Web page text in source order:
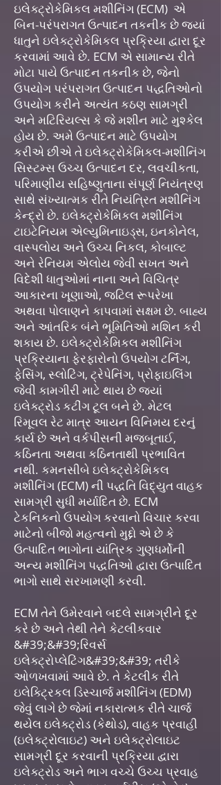
ઇલેક્ટ્રોકેમિકલ મશીનિંગ (ECM) એ
બિન-પરંપરાગત ઉત્પાદન તકનીક છે જ્યાં
ધાતુને ઇલેક્ટ્રોકેમિકલ પ્રક્રિયા દ્વારા દૂર
કરવામાં આવે છે. ECM એ સામાન્ય રીતે
મોટા પાયે ઉત્પાદન તકનીક છે, જેનો
ઉપયોગ પરંપરાગત ઉત્પાદન પદ્ધતિઓનો
ઉપયોગ કરીને અત્યંત કઠણ સામગ્રી
અને મટિરિયલ્સ કે જે મશીન માટે મુશ્કેલ
હોય છે. અમે ઉત્પાદન માટે ઉપયોગ
કરીએ છીએ તે ઇલેક્ટ્રોકેમિકલ-મશીનિંગ
સિસ્ટમ્સ ઉચ્ચ ઉત્પાદન દર, લવચીકતા,
પરિમાણીય સહિષ્ણુતાના સંપૂર્ણ નિયંત્રણ
સાથે સંખ્યાત્મક રીતે નિયંત્રિત મશીનિંગ
કેન્દ્રો છે. ઇલેક્ટ્રોકેમિકલ મશીનિંગ
ટાઇટેનિયમ એલ્યુમિનાઇડ્સ, ઇનકોનેલ,
વાસ્પલોય અને ઉચ્ચ નિકલ, કોબાલ્ટ
અને રેનિયમ એલોય જેવી સખત અને
વિદેશી ધાતુઓમાં નાના અને વિચિત્ર
આકારના ખૂણાઓ, જટિલ રૂપરેખા
અથવા પોલાણને કાપવામાં સક્ષમ છે. બાહ્ય
અને આંતરિક બંને ભૂમિતિઓ મશિન કરી
શકાય છે. ઇલેક્ટ્રોકેમિકલ મશીનિંગ
પ્રક્રિયાના ફેરફારોનો ઉપયોગ ટર્નિંગ,
ફેસિંગ, સ્લોટિંગ, ટ્રેપેનિંગ, પ્રોફાઇલિંગ
જેવી કામગીરી માટે થાય છે જ્યાં
ઇલેક્ટ્રોડ કટીંગ ટૂલ બને છે. મેટલ
રિમૂવલ રેટ માત્ર આયન વિનિમય દરનું
કાર્ય છે અને વર્કપીસની મજબૂતાઈ,
કઠિનતા અથવા કઠિનતાથી પ્રભાવિત
નથી. કમનસીબે ઇલેક્ટ્રોકેમિકલ
મશીનિંગ (ECM) ની પદ્ધતિ વિદ્યુત વાહક
સામગ્રી સુધી મર્યાદિત છે. ECM
ટેકનિકનો ઉપયોગ કરવાનો વિચાર કરવા
માટેનો બીજો મહત્વનો મુદ્દો એ છે કે
ઉત્પાદિત ભાગોના યાંત્રિક ગુણધર્મોની
અન્ય મશીનિંગ પદ્ધતિઓ દ્વારા ઉત્પાદિત
ભાગો સાથે સરખામણી કરવી.
ECM તેને ઉમેરવાને બદલે સામગ્રીને દૂર
કરે છે અને તેથી તેને કેટલીકવાર
&#39;&#39;રિવર્સ
ઇલેક્ટ્રોપ્લેટિંગ&#39;&#39; તરીકે
ઓળખવામાં આવે છે. તે કેટલીક રીતે
ઇલેક્ટ્રિકલ ડિસ્ચાર્જ મશીનિંગ (EDM)
જેવું લાગે છે જેમાં નકારાત્મક રીતે ચાર્જ
થયેલ ઇલેક્ટ્રોડ (કેથોડ), વાહક પ્રવાહી
(ઇલેક્ટ્રોલાઇટ) અને ઇલેક્ટ્રોલાઇટ
સામગ્રી દૂર કરવાની પ્રક્રિયા દ્વારા
ઇલેક્ટ્રોડ અને ભાગ વચ્ચે ઉચ્ચ પ્રવાહ